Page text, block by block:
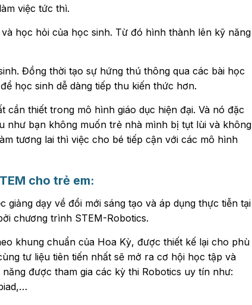
việc tức thì.
học hỏi của học sinh. Từ đó hình thành lên kỹ năng
Đồng thời tạo sự hứng thú thông qua các bài học
học sinh dễ dàng tiếp thu kiến thức hơn.
thiết trong mô hình giáo dục hiện đại. Và nó đặc
như bạn không muốn trẻ nhà mình bị tụt lùi và không
tương lai thì việc cho bé tiếp cận với các mô hình
cho trẻ em:
giảng dạy về đổi mới sáng tạo và áp dụng thực tiễn tại
chương trình STEM-Robotics.
khung chuẩn của Hoa Kỳ, được thiết kế lại cho phù
tư liệu tiên tiến nhất sẽ mở ra cơ hội học tập và
được tham gia các kỳ thi Robotics uy tín như: